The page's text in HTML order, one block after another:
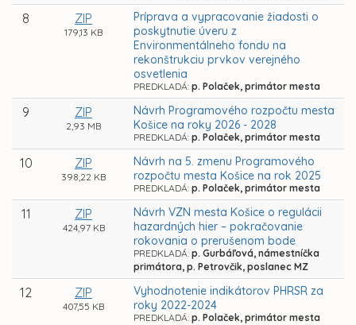
8 ZIP
179,13 KB
Príprava a vypracovanie žiadosti o
poskytnutie úveru z
Environmentálneho fondu na
rekonštrukciu prvkov verejného
osvetlenia
PREDKLADÁ: p. Polaček, primátor mesta
9 ZIP
2,93 MB
Návrh Programového rozpočtu mesta
Košice na roky 2026 - 2028
PREDKLADÁ: p. Polaček, primátor mesta
10 ZIP
398,22 KB
Návrh na 5. zmenu Programového
rozpočtu mesta Košice na rok 2025
PREDKLADÁ: p. Polaček, primátor mesta
11 ZIP
424,97 KB
Návrh VZN mesta Košice o regulácii
hazardných hier – pokračovanie
rokovania o prerušenom bode
PREDKLADÁ: p. Gurbáľová, námestníčka
primátora, p. Petrovčik, poslanec MZ
12 ZIP
407,55 KB
Vyhodnotenie indikátorov PHRSR za
roky 2022-2024
PREDKLADÁ: p. Polaček, primátor mesta